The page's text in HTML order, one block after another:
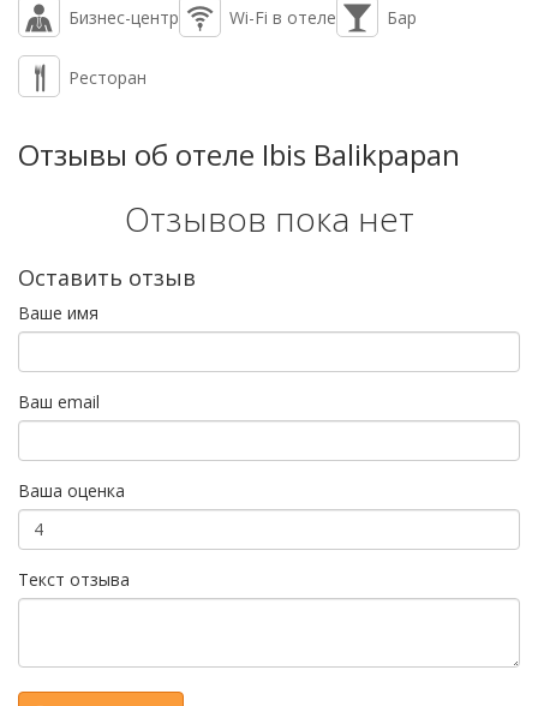
Бизнес-центр Wi-Fi в отеле Бар
Ресторан
Отзывы об отеле Ibis Balikpapan
Отзывов пока нет
Оставить отзыв
Ваше имя
Ваш email
Ваша оценка
Текст отзыва